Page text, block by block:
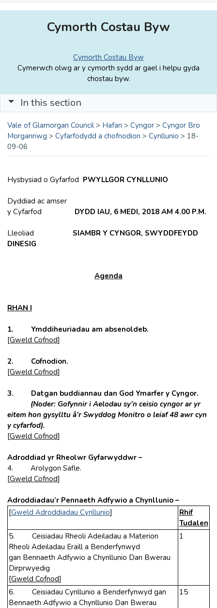
Cymorth Costau Byw
Cymorth Costau Byw
Cymerwch olwg ar y cymorth sydd ar gael i helpu gyda
chostau byw.
In this section
Vale of Glamorgan Council > Hafan > Cyngor > Cyngor Bro
Morgannwg > Cyfarfodydd a chofnodion > Cynllunio > 18-
09-06
Hysbysiad o Gyfarfod PWYLLGOR CYNLLUNIO
Dyddiad ac amser
y Cyfarfod DYDD IAU, 6 MEDI, 2018 AM 4.00 P.M.
Lleoliad SIAMBR Y CYNGOR, SWYDDFEYDD
DINESIG
Agenda
RHAN I
1. Ymddiheuriadau am absenoldeb.
[Gweld Cofnod]
2. Cofnodion.
[Gweld Cofnod]
3. Datgan buddiannau dan God Ymarfer y Cyngor.
(Noder: Gofynnir i Aelodau sy’n ceisio cyngor ar yr
eitem hon gysylltu â’r Swyddog Monitro o leiaf 48 awr cyn
y cyfarfod).
[Gweld Cofnod]
Adroddiad yr Rheolwr Gyfarwyddwr –
4. Arolygon Safle.
[Gweld Cofnod]
Adroddiadau’r Pennaeth Adfywio a Chynllunio –
[Gweld Adroddiadau Cynllunio]
Rhif
Tudalen
5. Ceisiadau Rheoli Adeiladau a Materion
Rheoli Adeiladau Eraill a Benderfynwyd
gan Bennaeth Adfywio a Chynllunio Dan Bwerau
Dirprwyedig
[Gweld Cofnod]
1
6. Ceisiadau Cynllunio a Benderfynwyd gan
Bennaeth Adfywio a Chynllunio Dan Bwerau
15